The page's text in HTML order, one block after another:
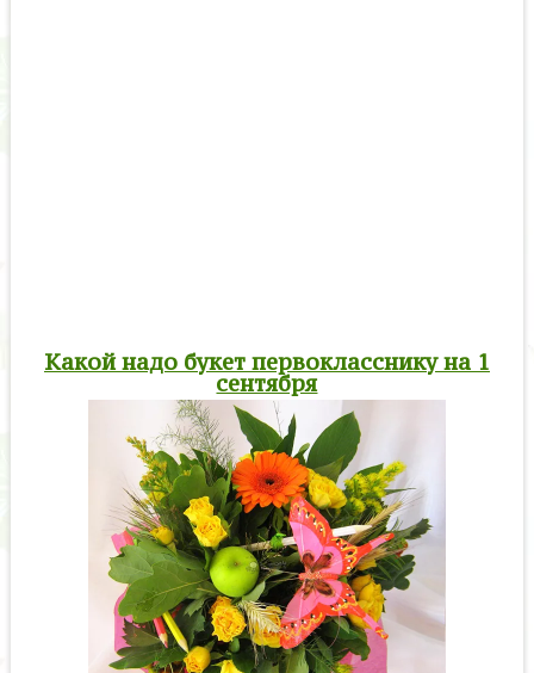
Какой надо букет первокласснику на 1
сентября